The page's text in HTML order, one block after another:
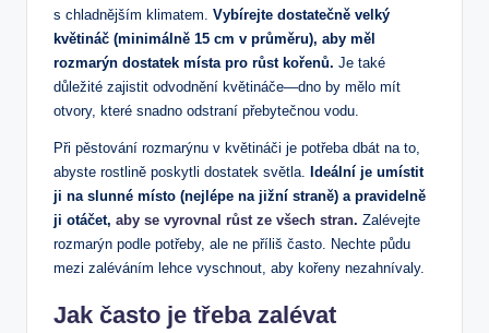
s chladnějším klimatem. Vybírejte dostatečně velký
květináč (minimálně 15 cm v průměru), aby měl
rozmarýn dostatek místa pro růst kořenů. Je také
důležité zajistit odvodnění květináče—dno by mělo mít
otvory, které snadno odstraní přebytečnou vodu.
Při pěstování rozmarýnu v květináči je potřeba dbát na to,
abyste rostlině poskytli dostatek světla.
Ideální je umístit
ji na slunné místo (nejlépe na jižní straně) a pravidelně
ji otáčet, aby se vyrovnal růst ze všech stran. Zalévejte
rozmarýn podle potřeby, ale ne příliš často. Nechte půdu
mezi zaléváním lehce vyschnout, aby kořeny nezahnívaly.
Jak často je třeba zalévat